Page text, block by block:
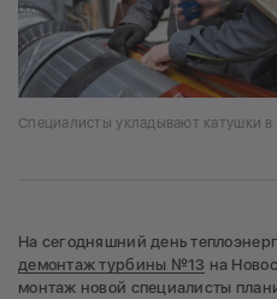
Специалисты укладывают катушки в
На сегодняшний день
демонтаж турбины №13 на
монтаж новой специалисты